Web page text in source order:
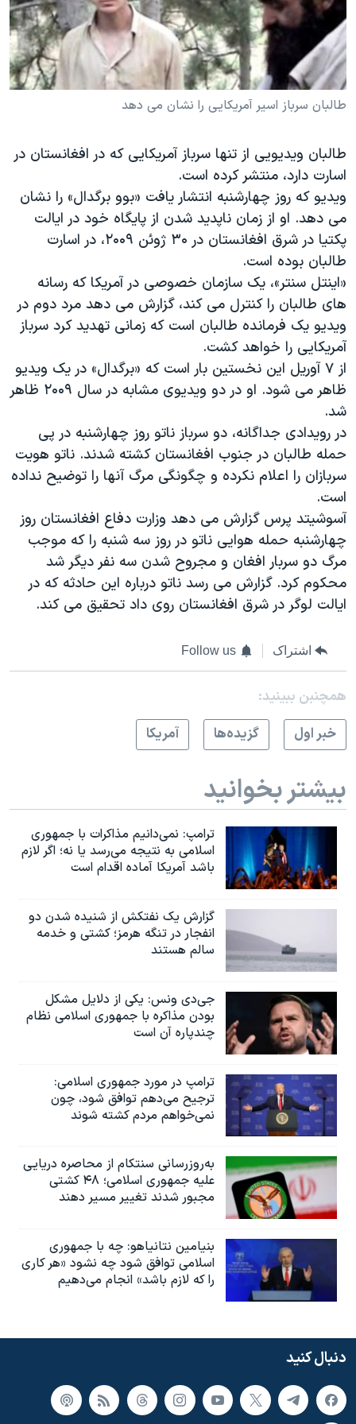
فرهنگ و زندگی
حقوق شهروندی
اقتصادی
علم و فناوری
گالری عکس
آرشیو پخش زنده
مستندها
انتخابات ریاست جمهوری آمریکا ۲۰۲۴
حمله جمهوری اسلامی به اسرائیل
رمز مهسا
اعتراضات زن، زندگی، آزادی
مجموعه مستندهای دادخواهی
تریبونال مردمی آبان ۹۸
دادگاه حمید نوری
چهل سال گروگان‌گیری
قانون شفافیت دارائی کادر رهبری ایران
اعتراضات مردمی آبان ۹۸
اسرائیل در جنگ
نرگس محمدی برنده جایزه نوبل صلح
همایش محافظه‌کاران آمریکا «سی‌پک»
صفحه‌های ویژه
سفر پرزیدنت ترامپ به چین
دنبال کنید
طالبان سرباز اسیر آمریکایی را نشان می دهد
طالبان ویدیویی از تنها سرباز آمریکایی که در افغانستان در
اسارت دارد، منتشر کرده است.
ویدیو که روز چهارشنبه انتشار یافت «بوو برگدال» را نشان
می دهد. او از زمان ناپدید شدن از پایگاه خود در ایالت
پکتیا در شرق افغانستان در ۳۰ ژوئن ۲۰۰۹، در اسارت
طالبان بوده است.
«اینتل سنتر»، یک سازمان خصوصی در آمریکا که رسانه
های طالبان را کنترل می کند، گزارش می دهد مرد دوم در
ویدیو یک فرمانده طالبان است که زمانی تهدید کرد سرباز
آمریکایی را خواهد کشت.
از ۷ آوریل این نخستین بار است که «برگدال» در یک ویدیو
ظاهر می شود. او در دو ویدیوی مشابه در سال ۲۰۰۹ ظاهر
شد.
در رویدادی جداگانه، دو سرباز ناتو روز چهارشنبه در پی
حمله طالبان در جنوب افغانستان کشته شدند. ناتو هویت
سربازان را اعلام نکرده و چگونگی مرگ آنها را توضیح نداده
است.
آسوشیتد پرس گزارش می دهد وزارت دفاع افغانستان روز
چهارشنبه حمله هوایی ناتو در روز سه شنبه را که موجب
مرگ دو سربار افغان و مجروح شدن سه نفر دیگر شد
محکوم کرد. گزارش می رسد ناتو درباره این حادثه که در
ایالت لوگر در شرق افغانستان روی داد تحقیق می کند.
اشتراک Follow us
همچنبن ببینید:
خبر اول
گزيده‌ها آمريکا
بیشتر بخوانید
ترامپ: نمی‌دانیم مذاکرات با جمهوری
اسلامی به نتیجه می‌رسد یا نه؛ اگر لازم
باشد آمریکا آماده اقدام است
گزارش یک نفتکش از شنیده شدن دو
انفجار در تنگه هرمز؛ کشتی و خدمه
سالم هستند
جی‌دی ونس: یکی از دلایل مشکل
بودن مذاکره با جمهوری اسلامی نظام
چندپاره آن است
ترامپ در مورد جمهوری اسلامی:
ترجیح می‌دهم توافق شود، چون
نمی‌خواهم مردم کشته شوند
به‌روزرسانی سنتکام از محاصره دریایی
علیه جمهوری اسلامی؛ ۴۸ کشتی
مجبور شدند تغییر مسیر دهند
بنیامین نتانیاهو: چه با جمهوری
اسلامی توافق شود چه نشود «هر کاری
را که لازم باشد» انجام می‌دهیم
دنبال کنید